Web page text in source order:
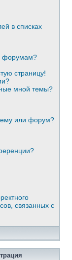
в списках
форумам?
страницу!
мной темы?
или форум?
связанных с